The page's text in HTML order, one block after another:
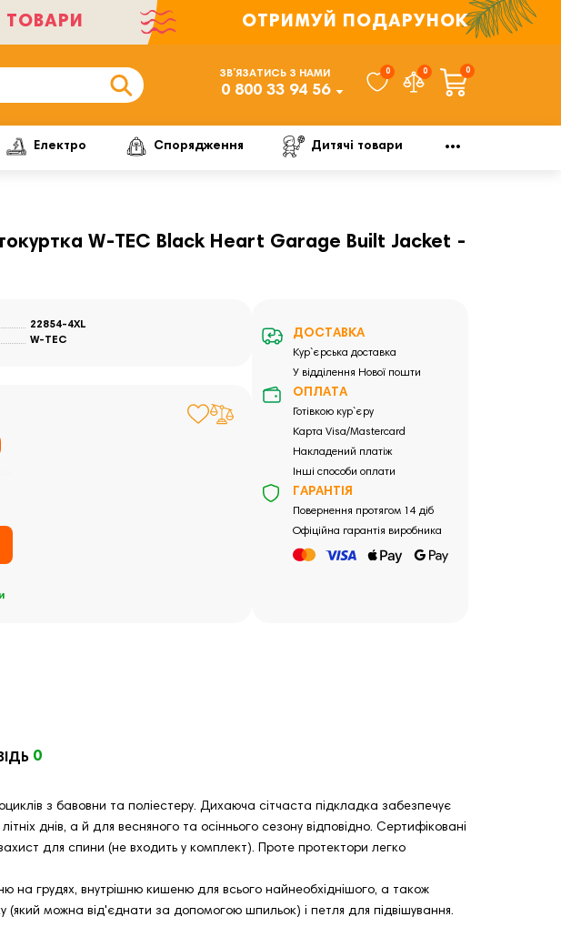
ТОВАРИ ОТРИМУЙ ПОДАРУНОК
ЗВ’ЯЗАТИСЬ З НАМИ
0 800 33 94 56
0 0 0
Електро Спорядження Дитячі товари
W-TEC Black Heart Garage Built Jacket -
22854-4XL
W-TEC ДОСТАВКА
Кур`єрська доставка
У відділення Нової пошти
ОПЛАТА
Готівкою кур`єру
Карта Visa/Mastercard
Накладений платіж
Інші способи оплати
ГАРАНТІЯ
Повернення протягом 14 діб
Офіційна гарантія виробника
0
з бавовни та поліестеру. Дихаюча сітчаста підкладка забезпечує
днів, а й для весняного та осіннього сезону відповідно. Сертифіковані
для спини (не входить у комплект). Проте протектори легко
на грудях, внутрішню кишеню для всього найнеобхіднішого, а також
можна від'єднати за допомогою шпильок) і петля для підвішування.